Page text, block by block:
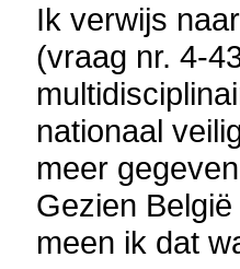
Ik verwijs
(vraag nr. 4-
nationaal
meer
Gezien
meen ik dat